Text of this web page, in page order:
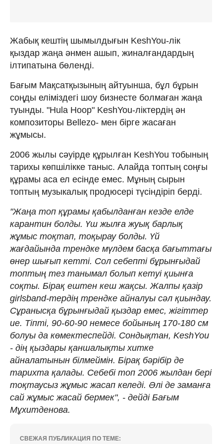
Жабық кештің шымылдығын KeshYou-лік
қыздар жаңа әнмен ашып, жиналғандардың
ілтипатына бөленді.
Бағым Мақсатқызының айтуынша, бұл бұрын
соңды еліміздегі шоу бизнесте болмаған жаңа
туынды. "Hula Hoop" KeshYou-ліктердің ән
композиторы Bellezo- мен бірге жасаған
жұмысы.
2006 жылы сәуірде құрылған KeshYou тобының
тарихы көпшілікке таныс. Алайда топтың соңғы
құрамы аса ел есінде емес. Мұның сырын
топтың музыкалық продюсері түсіндіріп берді.
"Жаңа топ құрамы қабылданған кезде елде
карантин болды. Үш жылға жуық барлық
жұмыс тоқтап, тоқырау болды. Үй
жағдайында трендке мүлдем басқа бағыттағы
өнер шығып кетті. Сол себепті бұрынғыдай
топтың тез танымал болып кетуі қиынға
соқты. Бірақ ештен кеш жақсы. Жалпы қазір
girlsband-тердің трендке айналуы сәл қиындау.
Сұранысқа бұрынғыдай қыздар емес, жігіттер
ие. Тіпті, 90-60-90 немесе бойының 170-180 см
болуы да көмектеспейді. Сондықтан, KeshYou
- дің қыздары қаншалықты хитке
айналатынын білмеймін. Бірақ бәрібір де
тарихта қалады. Себебі топ 2006 жылдан бері
тоқтаусыз жұмыс жасап келеді. Әлі де заманға
сай жұмыс жасай бермек", - дейді Бағым
Мұхитденова.
СВЕЖАЯ ПУБЛИКАЦИЯ ПО ТЕМЕ: